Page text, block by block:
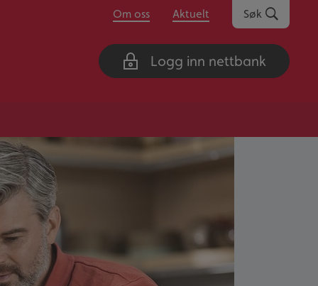
Om oss Aktuelt Søk
Logg inn nettbank